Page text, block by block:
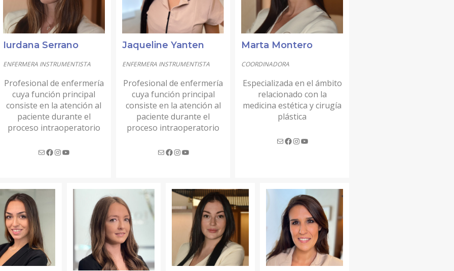
Iurdana Serrano
ENFERMERA INSTRUMENTISTA
Profesional de enfermería
cuya función principal
consiste en la atención al
paciente durante el
proceso intraoperatorio
Jaqueline Yanten
ENFERMERA INSTRUMENTISTA
Profesional de enfermería
cuya función principal
consiste en la atención al
paciente durante el
proceso intraoperatorio
Marta Montero
COORDINADORA
Especializada en el ámbito
relacionado con la
medicina estética y cirugía
plástica